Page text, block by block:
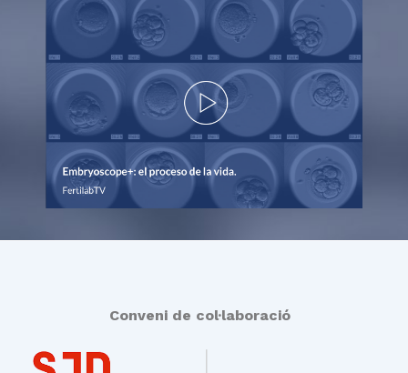
Conveni de col·laboració